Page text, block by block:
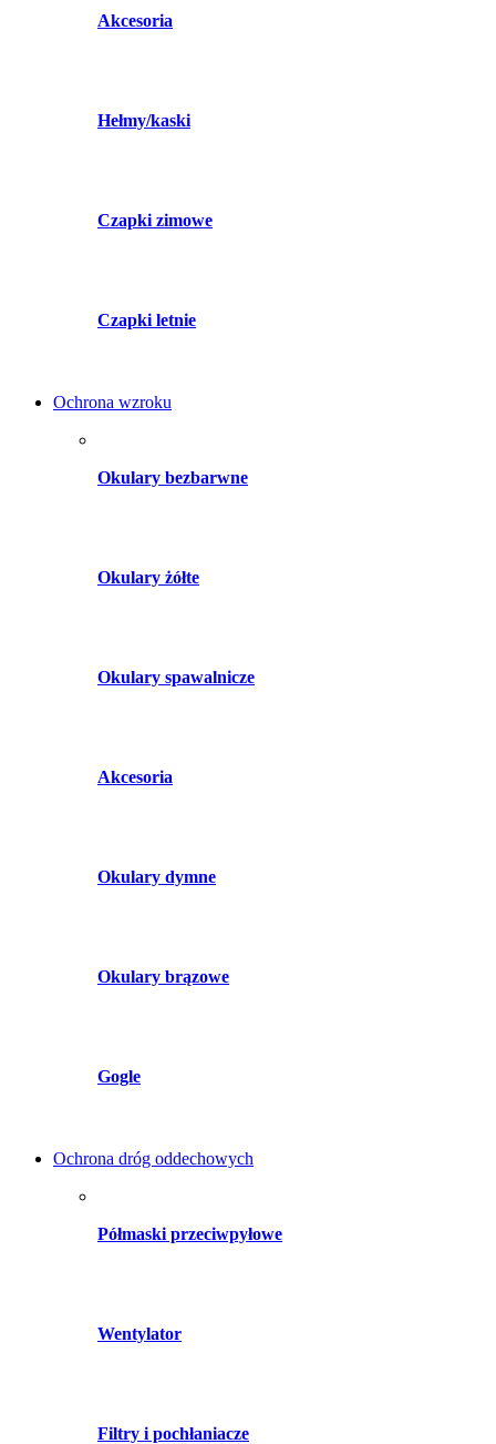
Akcesoria
Hełmy/kaski
Czapki zimowe
Czapki letnie
Ochrona wzroku
Okulary bezbarwne
Okulary żółte
Okulary spawalnicze
Akcesoria
Okulary dymne
Okulary brązowe
Gogle
Ochrona dróg oddechowych
Półmaski przeciwpyłowe
Wentylator
Filtry i pochłaniacze